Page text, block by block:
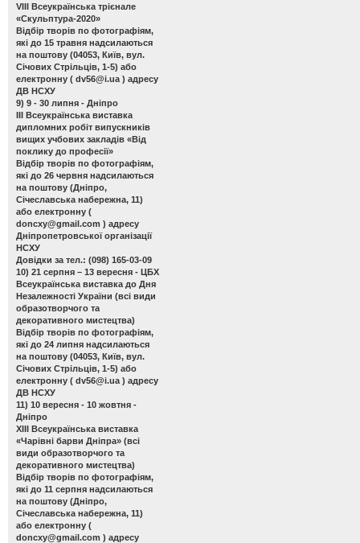
VIII Всеукраїнська трієнале
«Скульптура-2020»
Відбір творів по фотографіям,
які до 15 травня надсилаються
на поштову (04053, Київ, вул.
Січових Стрільців, 1-5) або
електронну ( dv56@i.ua ) адресу
ДВ НСХУ
9) 9 - 30 липня - Дніпро
ІІІ Всеукраїнська виставка
дипломних робіт випускників
вищих учбових закладів «Від
поклику до професії»
Відбір творів по фотографіям,
які до 26 червня надсилаються
на поштову (Дніпро,
Січеславська набережна, 11)
або електронну (
doncxy@gmail.com ) адресу
Дніпропетровської організації
НСХУ
Довідки за тел.: (098) 165-03-09
10) 21 серпня – 13 вересня - ЦБХ
Всеукраїнська виставка до Дня
Незалежності України (всі види
образотворчого та
декоративного мистецтва)
Відбір творів по фотографіям,
які до 24 липня надсилаються
на поштову (04053, Київ, вул.
Січових Стрільців, 1-5) або
електронну ( dv56@i.ua ) адресу
ДВ НСХУ
11) 10 вересня - 10 жовтня -
Дніпро
ХІІІ Всеукраїнська виставка
«Чарівні барви Дніпра» (всі
види образотворчого та
декоративного мистецтва)
Відбір творів по фотографіям,
які до 11 серпня надсилаються
на поштову (Дніпро,
Січеславська набережна, 11)
або електронну (
doncxy@gmail.com ) адресу